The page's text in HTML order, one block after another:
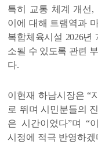
특히 교통 체계 개선 ,
이에 대해 트램역과
복합체육시설 2026년
소될 수 있도록 관련
다.
이현재 하남시장은“
로 뛰며 시민분들의
은 시간이었다”며“
시정에 적극 반영하겠